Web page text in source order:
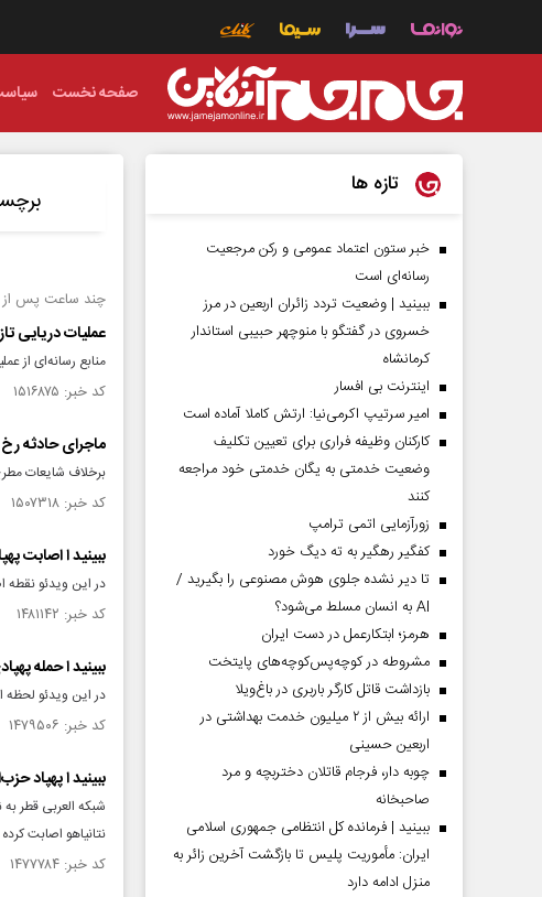
صفحه نخست
چند ساعت پس از
عملیات دریایی
منابع رسانه‌ای از
کد خبر: ۱۵۱۶۸۷۵ تاریخ انتشار : ۱۴۰۴/۰۶/۱۳
ماجرای حادثه
برخلاف شایعات
کد خبر: ۱۵۰۷۳۱۸ تاریخ انتشار : ۱۴۰۴/۰۳/۲۵
ببینید ا اصابت
در این ویدئو نقطه
کد خبر: ۱۴۸۱۱۴۲ تاریخ انتشار : ۱۴۰۳/۰۸/۲۲
ببینید ا حمله
در این ویدئو لحظه
کد خبر: ۱۴۷۹۵۰۶ تاریخ انتشار : ۱۴۰۳/۰۸/۱۰
ببینید ا پهپاد
شبکه العربی قطر
نتانیاهو اصابت
کد خبر: ۱۴۷۷۷۸۴ تاریخ انتشار : ۱۴۰۳/۰۷/۲۸
تازه ها
خبر ستون اعتماد عمومی و رکن مرجعیت
رسانه‌ای است
ببینید | وضعیت تردد زائران اربعین در مرز
خسروی در گفتگو با منوچهر حبیبی استاندار
کرمانشاه
اینترنت بی افسار
امیر سرتیپ اکرمی‌نیا: ارتش کاملا آماده است
کارکنان وظیفه فراری برای تعیین تکلیف
وضعیت خدمتی به یگان خدمتی خود مراجعه
کنند
زورآزمایی اتمی ترامپ
کفگیر رهگیر به ته دیگ خورد
تا دیر نشده جلوی هوش مصنوعی را بگیرید /
AI به انسان مسلط می‌شود؟
هرمز؛ ابتکارعمل در دست ایران
مشروطه در کوچه‌پس‌کوچه‌های پایتخت
بازداشت قاتل کارگر باربری در باغ‌ویلا
ارائه بیش از ۲ میلیون خدمت بهداشتی در
اربعین حسینی
چوبه دار، فرجام قاتلان دختربچه و مرد
صاحبخانه
ببینید | فرمانده کل انتظامی جمهوری اسلامی
ایران­: مأموریت پلیس تا بازگشت آخرین زائر به
منزل ادامه دارد